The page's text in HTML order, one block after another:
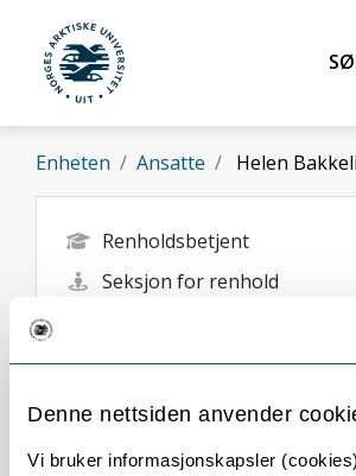
Denne nettsiden anvender
Vi bruker informasjonskapsler
Gå til hovedinnhold
UiT Norges arktiske
Enheten Ansatte Helen Bakkeli
Renholdsbetjent
Seksjon for renhold
Tromsø